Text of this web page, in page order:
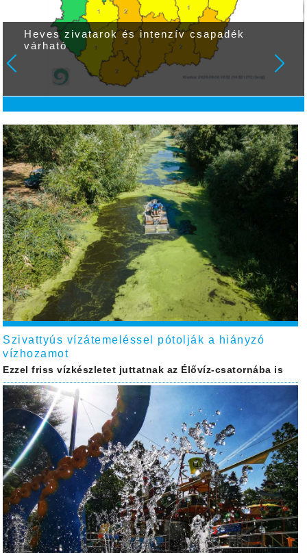
Pszichothrillerre várják a színházbarátokat
Szivattyús vízátemeléssel pótolják a hiányzó
vízhozamot
Ezzel friss vízkészletet juttatnak az Élővíz-csatornába is